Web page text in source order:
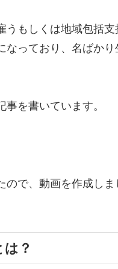
もしくは地域包括支
っており、名ばか
を書いています。
で、動画を作成し
？